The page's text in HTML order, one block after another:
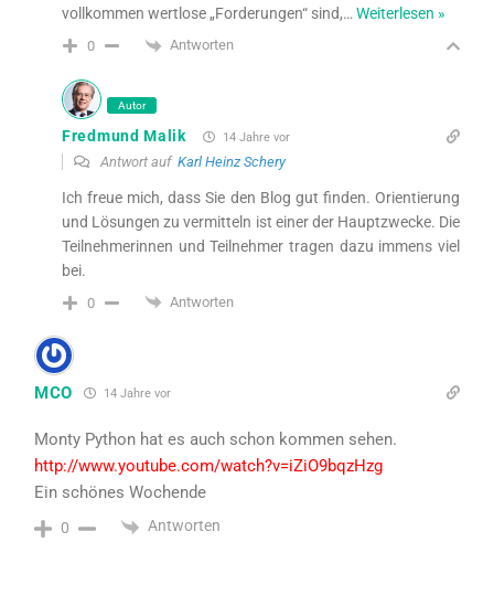
vollkommen wertlose „Forderungen“ sind,…Weiterlesen »
0 Antworten
Autor
Fredmund Malik 14 Jahre vor
Antwort auf Karl Heinz Schery
Ich freue mich, dass Sie den Blog gut finden. Orientierung
und Lösungen zu vermitteln ist einer der Hauptzwecke. Die
Teilnehmerinnen und Teilnehmer tragen dazu immens viel
bei.
0 Antworten
MCO 14 Jahre vor
Monty Python hat es auch schon kommen sehen.
http://www.youtube.com/watch?v=iZiO9bqzHzg
Ein schönes Wochende
0 Antworten